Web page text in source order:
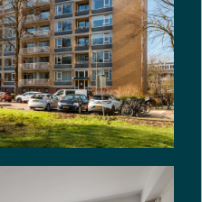
mogen worden
bij nieuwe woningen. In
deze koopakte komt
van een of meer
zaak voor
en het eventueel
van de zaak aan
en risico van koper.
van toepassing voor
in de woning.